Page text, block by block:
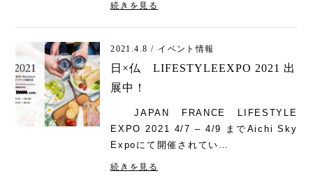
続きを見る
2021.4.8 / イベント情報
日×仏 LIFESTYLEEXPO 2021 出
展中！
JAPAN FRANCE LIFESTYLE
EXPO 2021 4/7 – 4/9 までAichi Sky
Expoにて開催されてい…
続きを見る